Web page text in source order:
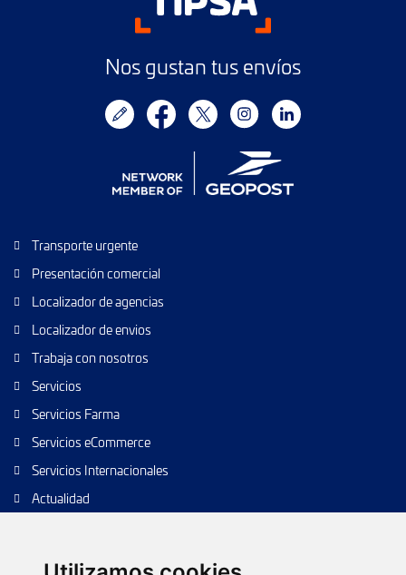
Nos gustan tus envíos
Transporte urgente
Presentación comercial
Localizador de agencias
Localizador de envios
Trabaja con nosotros
Servicios
Servicios Farma
Servicios eCommerce
Servicios Internacionales
Actualidad